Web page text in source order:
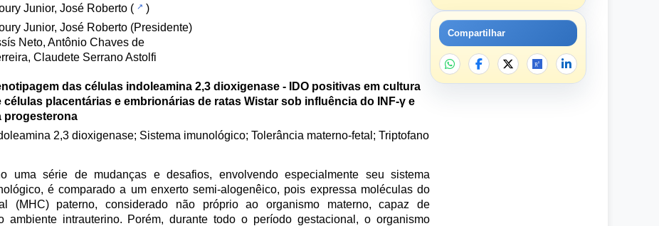
Junior, José Roberto (
)
Junior, José Roberto (Presidente)
Neto, Antônio Chaves de
Claudete Serrano Astolfi
das células indoleamina 2,3 dioxigenase - IDO positivas em cultura
células placentárias e embrionárias de ratas Wistar sob influência do INF-γ e
progesterona
2,3 dioxigenase; Sistema imunológico; Tolerância materno-fetal; Triptofano
uma série de mudanças e desafios, envolvendo especialmente seu sistema
é comparado a um enxerto semi-alogenêico, pois expressa moléculas do
(MHC) paterno, considerado não próprio ao organismo materno, capaz de
ambiente intrauterino. Porém, durante todo o período gestacional, o organismo
Compartilhar